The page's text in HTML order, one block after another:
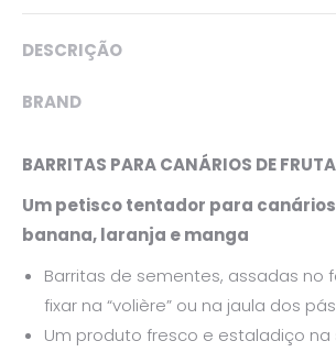
DESCRIÇÃO
BRAND
BARRITAS PARA CANÁRIOS DE
Um petisco tentador para
banana, laranja e manga
Barritas de sementes, assadas no
fixar na “volière” ou na jaula dos
Um produto fresco e estaladiço